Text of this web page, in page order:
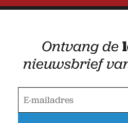
Ontvang de
nieuwsbrief
-
m